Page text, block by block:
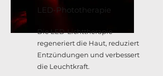
LED-Phototherapie
Die LED-Lichttherapie
regeneriert die Haut, reduziert
Entzündungen und verbessert
die Leuchtkraft.